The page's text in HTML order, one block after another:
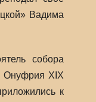
Вадима
собора
Онуфрия XIX
к